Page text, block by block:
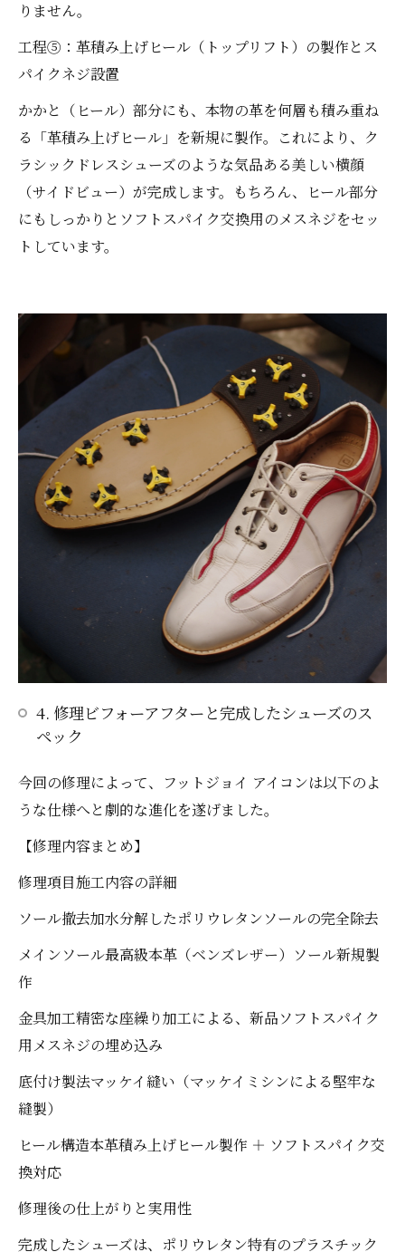
りません。
工程⑤：革積み上げヒール（トップリフト）の製作とス
パイクネジ設置
かかと（ヒール）部分にも、本物の革を何層も積み重ね
る「革積み上げヒール」を新規に製作。これにより、ク
ラシックドレスシューズのような気品ある美しい横顔
（サイドビュー）が完成します。もちろん、ヒール部分
にもしっかりとソフトスパイク交換用のメスネジをセッ
トしています。
4. 修理ビフォーアフターと完成したシューズのス
ペック
今回の修理によって、フットジョイ アイコンは以下のよ
うな仕様へと劇的な進化を遂げました。
【修理内容まとめ】
修理項目施工内容の詳細
ソール撤去加水分解したポリウレタンソールの完全除去
メインソール最高級本革（ベンズレザー）ソール新規製
作
金具加工精密な座繰り加工による、新品ソフトスパイク
用メスネジの埋め込み
底付け製法マッケイ縫い（マッケイミシンによる堅牢な
縫製）
ヒール構造本革積み上げヒール製作 ＋ ソフトスパイク交
換対応
修理後の仕上がりと実用性
完成したシューズは、ポリウレタン特有のプラスチック